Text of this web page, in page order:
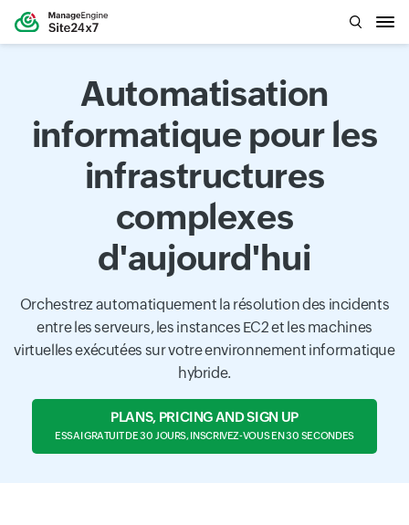
Automatisation
informatique pour les
infrastructures
complexes
d'aujourd'hui
Orchestrez automatiquement la résolution des incidents
entre les serveurs, les instances EC2 et les machines
virtuelles exécutées sur votre environnement informatique
hybride.
PLANS, PRICING AND SIGN UP
ESSAI GRATUIT DE 30 JOURS, INSCRIVEZ-VOUS EN 30 SECONDES